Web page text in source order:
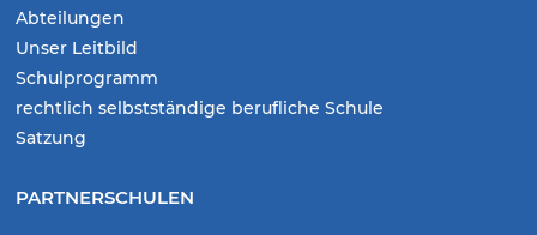
Abteilungen
Unser Leitbild
Schulprogramm
rechtlich selbstständige berufliche Schule
Satzung
PARTNERSCHULEN